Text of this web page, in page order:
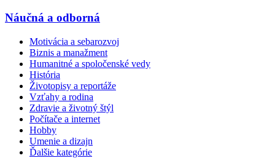
Náučná a odborná
Motivácia a sebarozvoj
Biznis a manažment
Humanitné a spoločenské vedy
História
Životopisy a reportáže
Vzťahy a rodina
Zdravie a životný štýl
Počítače a internet
Hobby
Umenie a dizajn
Ďalšie kategórie